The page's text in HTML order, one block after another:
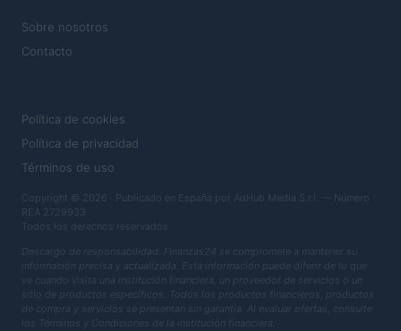
Sobre nosotros
Contacto
Política de cookies
Política de privacidad
Términos de uso
Copyright © 2026 · Publicado en España por AdHub Media S.r.l. — Número
REA 2729933
Todos los derechos reservados
Descargo de responsabilidad: Finanzas24 se compromete a mantener su
información precisa y actualizada. Esta información puede diferir de lo que
ve cuando visita una institución financiera, un proveedor de servicios o un
sitio de productos específicos. Todos los productos financieros, productos
de compra y servicios se presentan sin garantía. Al evaluar ofertas, consulte
los Términos y Condiciones de la institución financiera.